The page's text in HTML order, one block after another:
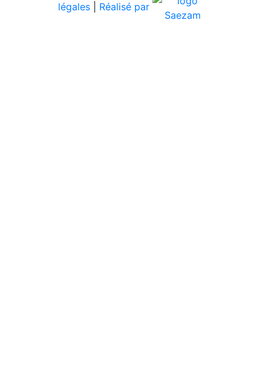
légales
Réalisé par